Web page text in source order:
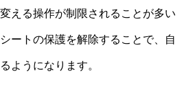
える操作が制限されることが多い
ートの保護を解除することで、自
ようになります。